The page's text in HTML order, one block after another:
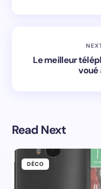
Le meilleur
voué
Read Next
DÉCO